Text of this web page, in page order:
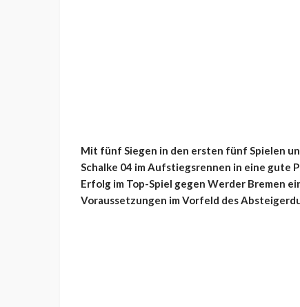
Mit fünf Siegen in den ersten fünf Spielen
Schalke 04 im Aufstiegsrennen in eine gute
Erfolg im Top-Spiel gegen Werder Bremen
Voraussetzungen im Vorfeld des